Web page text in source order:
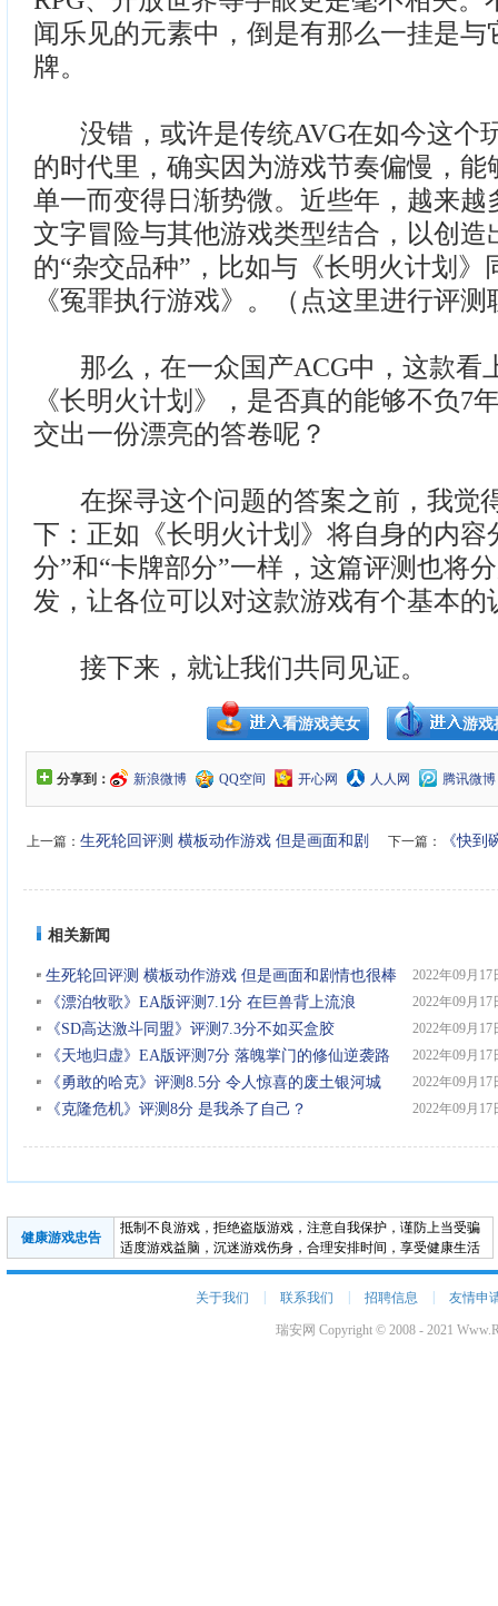
闻乐见的元素中，倒是有那么一挂是
牌。
没错，或许是传统AVG在如今这个
的时代里，确实因为游戏节奏偏慢，能
单一而变得日渐势微。近些年，越来越
文字冒险与其他游戏类型结合，以创造
的“杂交品种”，比如与《长明火计划》
《冤罪执行游戏》。（点这里进行评测
那么，在一众国产ACG中，这款看
《长明火计划》，是否真的能够不负7
交出一份漂亮的答卷呢？
在探寻这个问题的答案之前，我觉
下：正如《长明火计划》将自身的内容
分”和“卡牌部分”一样，这篇评测也将
发，让各位可以对这款游戏有个基本的
接下来，就让我们共同见证。
看游戏美女 游戏
分享到： 新浪微博 QQ空间 开心网 人人网 腾讯微博
上一篇： 生死轮回评测 横板动作游戏 但是画面和剧
下一篇： 《快到
相关新闻
生死轮回评测 横板动作游戏 但是画面和剧情也很棒 2022年09月17
《漂泊牧歌》EA版评测7.1分 在巨兽背上流浪 2022年09月17
《SD高达激斗同盟》评测7.3分不如买盒胶 2022年09月17
《天地归虚》EA版评测7分 落魄掌门的修仙逆袭路 2022年09月17
《勇敢的哈克》评测8.5分 令人惊喜的废土银河城 2022年09月17
《克隆危机》评测8分 是我杀了自己？ 2022年09月17
健康游戏忠告
抵制不良游戏，拒绝盗版游戏，注意自我保护，谨防上当受骗
适度游戏益脑，沉迷游戏伤身，合理安排时间，享受健康生活
关于我们 联系我们 招聘信息 友情申
瑞安网 Copyright © 2008 - 2021